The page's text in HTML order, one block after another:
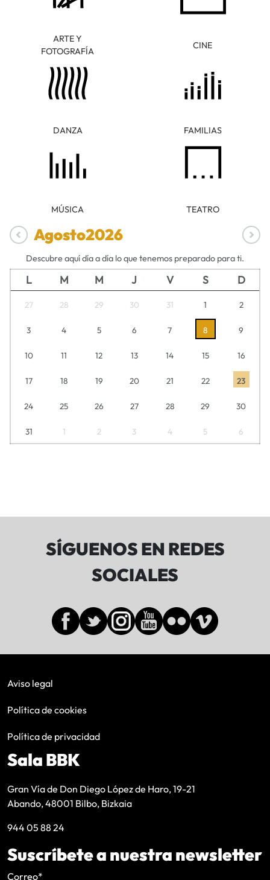
ARTE Y
FOTOGRAFÍA
CINE
DANZA FAMILIAS
MÚSICA TEATRO
Agosto2026
Descubre aquí día a día lo que tenemos preparado para ti.
L M M J V S D
27 28 29 30 31 1 2
3 4 5 6 7 8 9
10 11 12 13 14 15 16
17 18 19 20 21 22 23
24 25 26 27 28 29 30
31 1 2 3 4 5 6
SÍGUENOS EN REDES
SOCIALES
Aviso legal
Política de cookies
Política de privacidad
Sala BBK
Gran Vía de Don Diego López de Haro, 19-21
Abando, 48001 Bilbo, Bizkaia
944 05 88 24
Suscríbete a nuestra newsletter
Correo*